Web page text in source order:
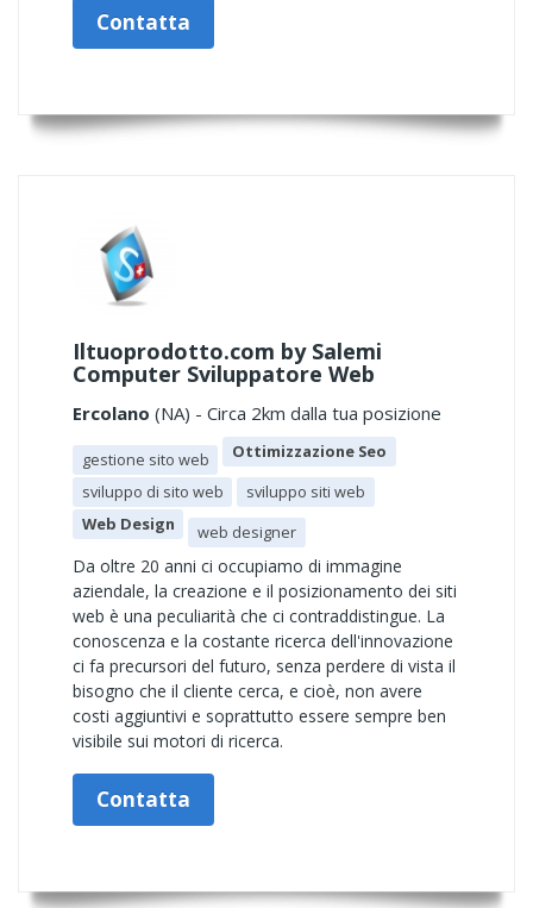
Contatta
Iltuoprodotto.com by Salemi
Computer Sviluppatore Web
Ercolano (NA) - Circa 2km dalla tua posizione
gestione sito web
Ottimizzazione Seo
sviluppo di sito web
sviluppo siti web
Web Design
web designer
Da oltre 20 anni ci occupiamo di immagine
aziendale, la creazione e il posizionamento dei siti
web è una peculiarità che ci contraddistingue. La
conoscenza e la costante ricerca dell'innovazione
ci fa precursori del futuro, senza perdere di vista il
bisogno che il cliente cerca, e cioè, non avere
costi aggiuntivi e soprattutto essere sempre ben
visibile sui motori di ricerca.
Contatta